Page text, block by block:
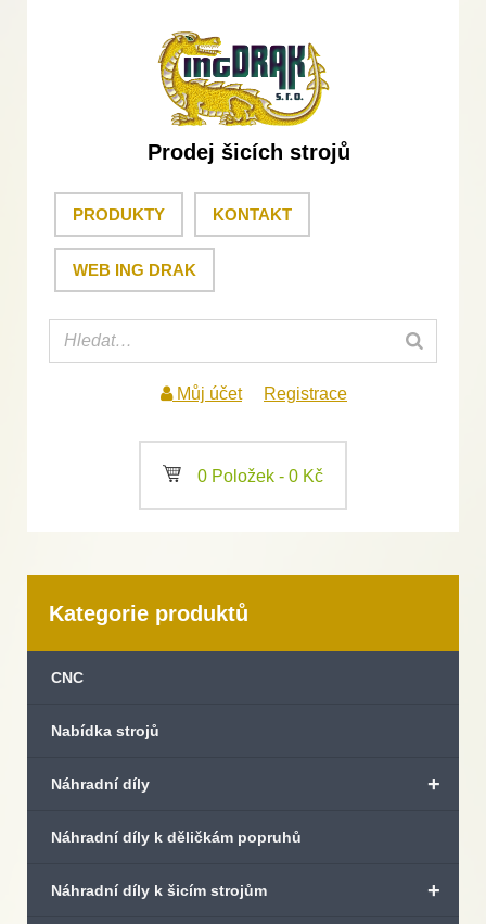
Prodej šicích strojů
PRODUKTY KONTAKT
WEB ING DRAK
Můj účet Registrace
a 0 Položek - 0 Kč
Kategorie produktů
CNC
Nabídka strojů
+
Náhradní díly
Náhradní díly k děličkám popruhů
+
Náhradní díly k šicím strojům